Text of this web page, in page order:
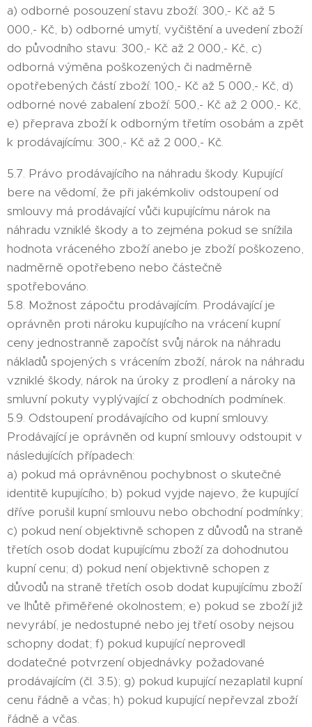
a) odborné posouzení stavu zboží: 300,- Kč až 5
000,- Kč, b) odborné umytí, vyčištění a uvedení zboží
do původního stavu: 300,- Kč až 2 000,- Kč, c)
odborná výměna poškozených či nadměrně
opotřebených částí zboží: 100,- Kč až 5 000,- Kč, d)
odborné nové zabalení zboží: 500,- Kč až 2 000,- Kč,
e) přeprava zboží k odborným třetím osobám a zpět
k prodávajícímu: 300,- Kč až 2 000,- Kč.
5.7. Právo prodávajícího na náhradu škody. Kupující
bere na vědomí, že při jakémkoliv odstoupení od
smlouvy má prodávající vůči kupujícímu nárok na
náhradu vzniklé škody a to zejména pokud se snížila
hodnota vráceného zboží anebo je zboží poškozeno,
nadměrně opotřebeno nebo částečně
spotřebováno.
5.8. Možnost zápočtu prodávajícím. Prodávající je
oprávněn proti nároku kupujícího na vrácení kupní
ceny jednostranně započíst svůj nárok na náhradu
nákladů spojených s vrácením zboží, nárok na náhradu
vzniklé škody, nárok na úroky z prodlení a nároky na
smluvní pokuty vyplývající z obchodních podmínek.
5.9. Odstoupení prodávajícího od kupní smlouvy.
Prodávající je oprávněn od kupní smlouvy odstoupit v
následujících případech:
a) pokud má oprávněnou pochybnost o skutečné
identitě kupujícího; b) pokud vyjde najevo, že kupující
dříve porušil kupní smlouvu nebo obchodní podmínky;
c) pokud není objektivně schopen z důvodů na straně
třetích osob dodat kupujícímu zboží za dohodnutou
kupní cenu; d) pokud není objektivně schopen z
důvodů na straně třetích osob dodat kupujícímu zboží
ve lhůtě přiměřené okolnostem; e) pokud se zboží již
nevyrábí, je nedostupné nebo jej třetí osoby nejsou
schopny dodat; f) pokud kupující neprovedl
dodatečné potvrzení objednávky požadované
prodávajícím (čl. 3.5); g) pokud kupující nezaplatil kupní
cenu řádně a včas; h) pokud kupující nepřevzal zboží
řádně a včas.